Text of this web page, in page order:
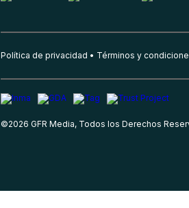
Política de privacidad Términos y
©2026 GFR Media, Todos los Derechos